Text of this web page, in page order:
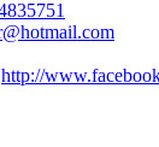
http://